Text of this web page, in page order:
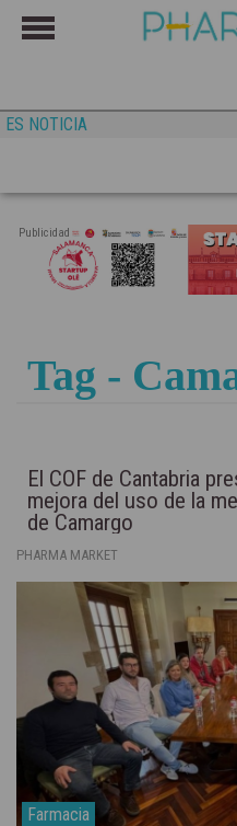
ES NOTICIA
Publicidad
Tag -
El COF de Cantabria
mejora del uso de la
de Camargo
PHARMA MARKET
Farmacia